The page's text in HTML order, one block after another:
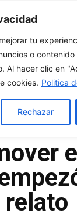
tu
o
Al hacer clic en
cookies. Politica
Rechazar
Clave
el
el
relato